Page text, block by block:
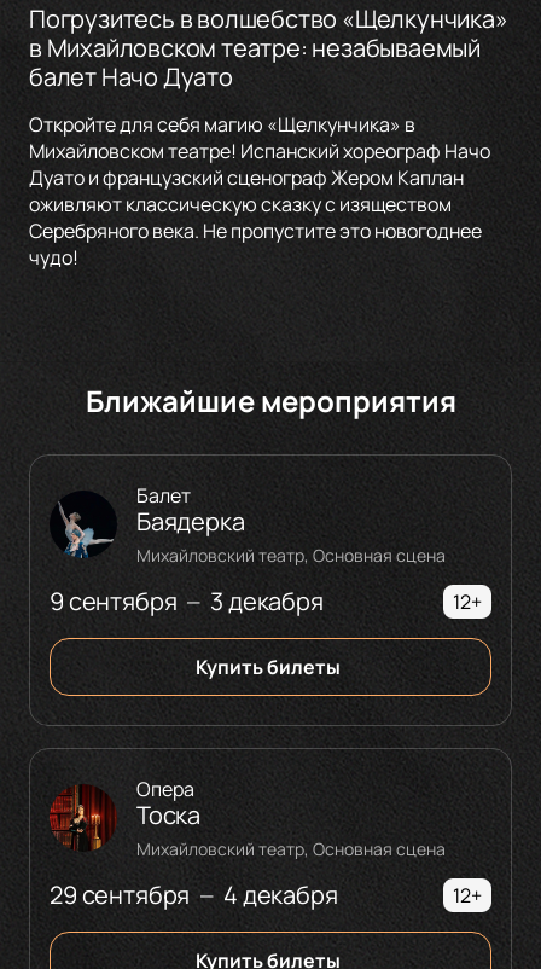
Погрузитесь в волшебство «Щелкунчика»
в Михайловском театре: незабываемый
балет Начо Дуато
Откройте для себя магию «Щелкунчика» в
Михайловском театре! Испанский хореограф Начо
Дуато и французский сценограф Жером Каплан
оживляют классическую сказку с изяществом
Серебряного века. Не пропустите это новогоднее
чудо!
Ближайшие мероприятия
9 сентября — 3 декабря
Балет
Баядерка
Михайловский театр, Основная сцена
12+
Купить билеты
29 сентября — 4 декабря
Опера
Тоска
Михайловский театр, Основная сцена
12+
Купить билеты